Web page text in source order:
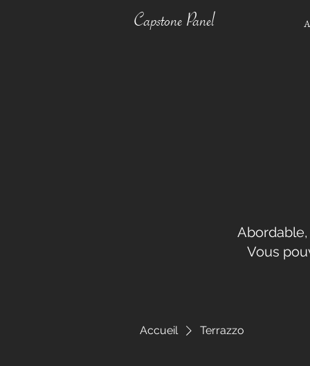
Capstone Panel
Vous
Accueil Terrazzo